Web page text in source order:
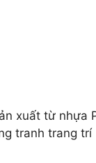
xuất từ nhựa
tranh trang trí